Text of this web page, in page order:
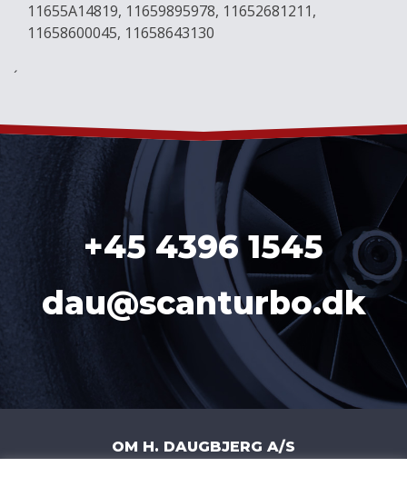
11655A14819, 11659895978, 11652681211,
11658600045, 11658643130
´
+45 4396 1545
dau@scanturbo.dk
OM H. DAUGBJERG A/S